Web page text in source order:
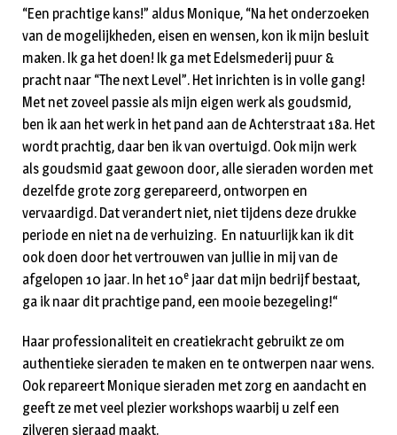
“Een prachtige kans!” aldus Monique, “Na het onderzoeken
van de mogelijkheden, eisen en wensen, kon ik mijn besluit
maken. Ik ga het doen! Ik ga met Edelsmederij puur &
pracht naar “The next Level”. Het inrichten is in volle gang!
Met net zoveel passie als mijn eigen werk als goudsmid,
ben ik aan het werk in het pand aan de Achterstraat 18a. Het
wordt prachtig, daar ben ik van overtuigd. Ook mijn werk
als goudsmid gaat gewoon door, alle sieraden worden met
dezelfde grote zorg gerepareerd, ontworpen en
vervaardigd. Dat verandert niet, niet tijdens deze drukke
periode en niet na de verhuizing. En natuurlijk kan ik dit
ook doen door het vertrouwen van jullie in mij van de
afgelopen 10 jaar. In het 10e jaar dat mijn bedrijf bestaat,
ga ik naar dit prachtige pand, een mooie bezegeling!“
Haar professionaliteit en creatiekracht gebruikt ze om
authentieke sieraden te maken en te ontwerpen naar wens.
Ook repareert Monique sieraden met zorg en aandacht en
geeft ze met veel plezier workshops waarbij u zelf een
zilveren sieraad maakt.